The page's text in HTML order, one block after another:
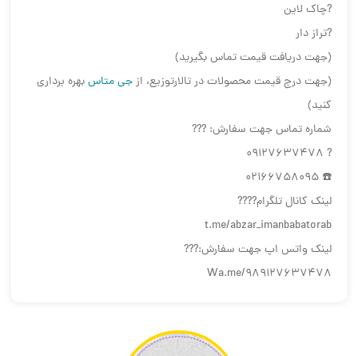
?چاک لاین
?تراز دار
(جهت دریافت قیمت تماس بگیرید)
(جهت درج قیمت محصولات در تالارتوزیع، ازجی متاسبهره برداری
کنید)
شماره تماس جهت سفارش: ???
? 09127637478
☎️ 02166758095
لینک كانال تلگرام????
t.me/abzar_imanbabatorab
لينك واتس اپ جهت سفارش:???
Wa.me/989127637478